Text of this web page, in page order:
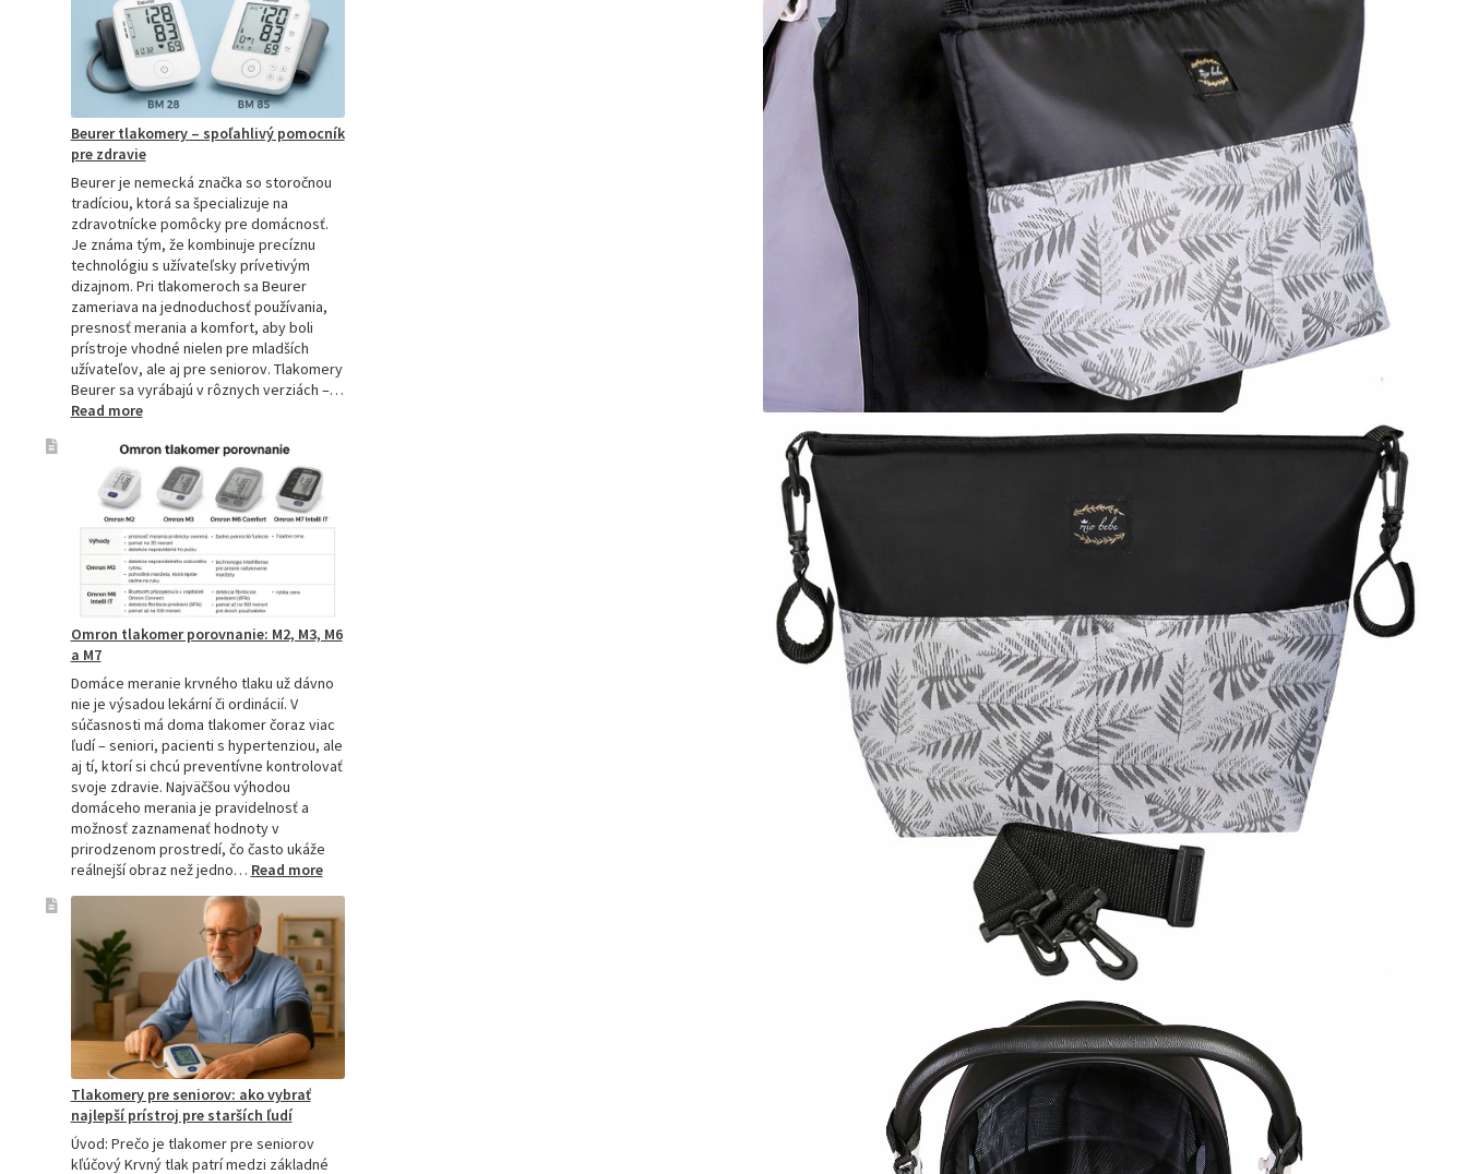
tlakomer:
Kompletný
sprievodca
pre
domácnosti
aj
profesionálov
Beurer tlakomery – spoľahlivý pomocník
pre zdravie
Beurer je nemecká značka so storočnou
tradíciou, ktorá sa špecializuje na
zdravotnícke pomôcky pre domácnosť.
Je známa tým, že kombinuje precíznu
technológiu s užívateľsky prívetivým
dizajnom. Pri tlakomeroch sa Beurer
zameriava na jednoduchosť používania,
presnosť merania a komfort, aby boli
prístroje vhodné nielen pre mladších
užívateľov, ale aj pre seniorov. Tlakomery
Beurer sa vyrábajú v rôznych verziách –…
Read more:
tlakomery
spoľahlivý
pomocník
pre
zdravie
Omron tlakomer porovnanie: M2, M3, M6
a M7
Domáce meranie krvného tlaku už dávno
nie je výsadou lekární či ordinácií. V
súčasnosti má doma tlakomer čoraz viac
ľudí – seniori, pacienti s hypertenziou, ale
aj tí, ktorí si chcú preventívne kontrolovať
svoje zdravie. Najväčšou výhodou
domáceho merania je pravidelnosť a
možnosť zaznamenať hodnoty v
prirodzenom prostredí, čo často ukáže
reálnejší obraz než jedno… Read more:
porovnanie:
M2,
M3,
M6
a
M7
Tlakomery pre seniorov: ako vybrať
najlepší prístroj pre starších ľudí
Úvod: Prečo je tlakomer pre seniorov
kľúčový Krvný tlak patrí medzi základné